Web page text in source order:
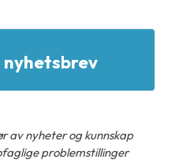
av nyheter og kunnskap
problemstillinger